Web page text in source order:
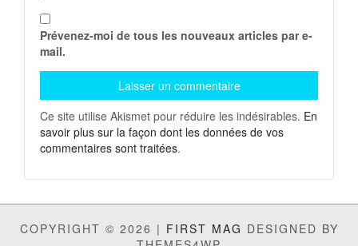
Prévenez-moi de tous les nouveaux articles par e-
mail.
Ce site utilise Akismet pour réduire les indésirables.En
savoir plus sur la façon dont les données de vos
commentaires sont traitées.
THEMES4WP